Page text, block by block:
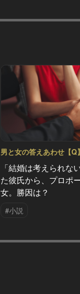
男と女の答えあわせ【
「結婚は考えられな
た彼氏から、プロポ
女。勝因は？
#小説